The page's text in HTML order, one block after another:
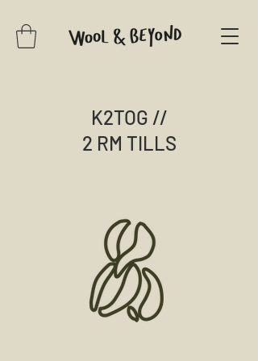
K2TOG //
2 RM TILLS